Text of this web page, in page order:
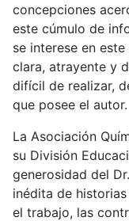
concepciones
este cúmulo de
se interese en
clara, atrayente y
difícil de realizar,
que posee el autor.
La Asociación
su División
generosidad del
inédita de
el trabajo, las